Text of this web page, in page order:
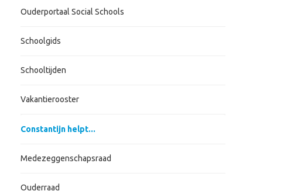
Ouderportaal Social Schools
Schoolgids
Schooltijden
Vakantierooster
Constantijn helpt...
Medezeggenschapsraad
Ouderraad